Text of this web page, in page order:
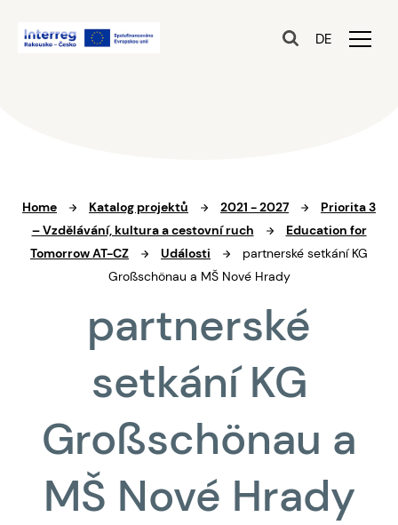
DE
Home Katalog projektů 2021 - 2027
Priorita 3
– Vzdělávání, kultura a cestovní ruch
Education for
Tomorrow AT-CZ
Události
partnerské setkání KG
Großschönau a MŠ Nové Hrady
partnerské
setkání KG
Großschönau a
MŠ Nové Hrady